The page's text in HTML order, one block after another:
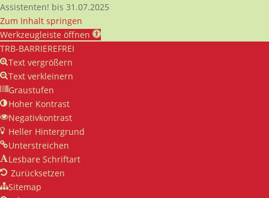
Assistenten! bis 31.07.2025
Zum Inhalt springen
Werkzeugleiste öffnen
TRB-BARRIEREFREI
Text vergrößern
Text verkleinern
Graustufen
Hoher Kontrast
Negativkontrast
Heller Hintergrund
Unterstreichen
Lesbare Schriftart
Zurücksetzen
Sitemap